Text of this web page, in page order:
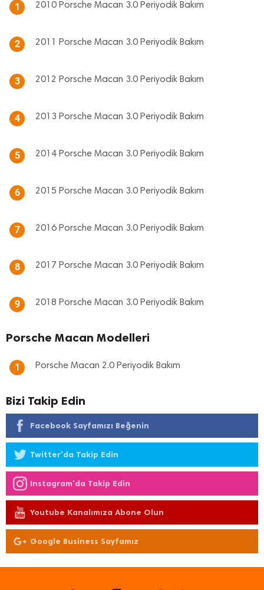
1 2010 Porsche Macan 3.0 Periyodik Bakım
2 2011 Porsche Macan 3.0 Periyodik Bakım
3 2012 Porsche Macan 3.0 Periyodik Bakım
4 2013 Porsche Macan 3.0 Periyodik Bakım
5 2014 Porsche Macan 3.0 Periyodik Bakım
6 2015 Porsche Macan 3.0 Periyodik Bakım
7 2016 Porsche Macan 3.0 Periyodik Bakım
8 2017 Porsche Macan 3.0 Periyodik Bakım
9 2018 Porsche Macan 3.0 Periyodik Bakım
Porsche Macan Modelleri
1 Porsche Macan 2.0 Periyodik Bakım
Bizi Takip Edin
Facebook Sayfamızı Beğenin
Twitter'da Takip Edin
Instagram'da Takip Edin
Youtube Kanalımıza Abone Olun
Google Business Sayfamız